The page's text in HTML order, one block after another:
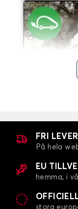
FRI
På hela
EU
hemma, i
stora